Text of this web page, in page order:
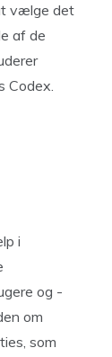
vælge det
af de
Codex.
i
og -
om
som